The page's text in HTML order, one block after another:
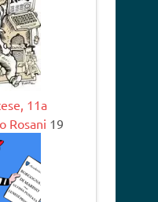
11a
Rosani 19